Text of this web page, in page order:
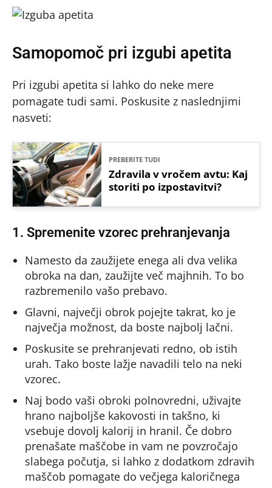
Samopomoč pri izgubi apetita
Pri izgubi apetita si lahko do neke mere
pomagate tudi sami. Poskusite z naslednjimi
nasveti:
PREBERITE TUDI
Zdravila v vročem avtu: Kaj
storiti po izpostavitvi?
1. Spremenite vzorec prehranjevanja
Namesto da zaužijete enega ali dva velika
obroka na dan, zaužijte več majhnih. To bo
razbremenilo vašo prebavo.
Glavni, največji obrok pojejte takrat, ko je
največja možnost, da boste najbolj lačni.
Poskusite se prehranjevati redno, ob istih
urah. Tako boste lažje navadili telo na neki
vzorec.
Naj bodo vaši obroki polnovredni, uživajte
hrano najboljše kakovosti in takšno, ki
vsebuje dovolj kalorij in hranil. Če dobro
prenašate maščobe in vam ne povzročajo
slabega počutja, si lahko z dodatkom zdravih
maščob pomagate do večjega kaloričnega